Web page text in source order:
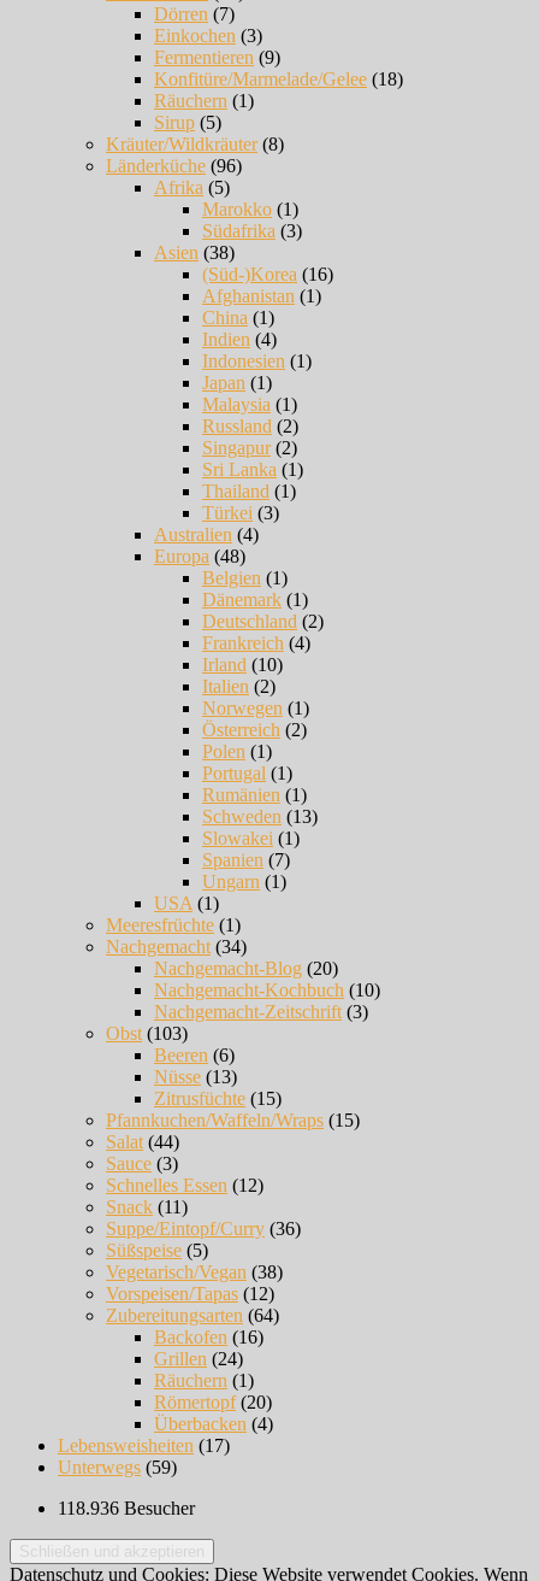
Dörren (7)
Einkochen (3)
Fermentieren (9)
Konfitüre/Marmelade/Gelee (18)
Räuchern (1)
Sirup (5)
Kräuter/Wildkräuter(8)
Länderküche (96)
Afrika (5)
Marokko (1)
Südafrika (3)
Asien (38)
(Süd-)Korea (16)
Afghanistan (1)
China (1)
Indien (4)
Indonesien (1)
Japan (1)
Malaysia (1)
Russland (2)
Singapur(2)
Sri Lanka (1)
Thailand (1)
Türkei (3)
Australien (4)
Europa (48)
Belgien (1)
Dänemark (1)
Deutschland (2)
Frankreich (4)
Irland (10)
Italien (2)
Norwegen (1)
Österreich (2)
Polen (1)
Portugal (1)
Rumänien (1)
Schweden (13)
Slowakei (1)
Spanien (7)
Ungarn (1)
USA (1)
Meeresfrüchte (1)
Nachgemacht (34)
Nachgemacht-Blog (20)
Nachgemacht-Kochbuch (10)
Nachgemacht-Zeitschrift (3)
Obst (103)
Beeren (6)
Nüsse (13)
Zitrusfüchte (15)
Pfannkuchen/Waffeln/Wraps (15)
Salat (44)
Sauce (3)
Schnelles Essen (12)
Snack (11)
Suppe/Eintopf/Curry (36)
Süßspeise (5)
Vegetarisch/Vegan (38)
Vorspeisen/Tapas (12)
Zubereitungsarten (64)
Backofen (16)
Grillen (24)
Räuchern (1)
Römertopf(20)
Überbacken (4)
Lebensweisheiten (17)
Unterwegs (59)
118.936 Besucher
Datenschutz und Cookies: Diese Website verwendet Cookies. Wenn